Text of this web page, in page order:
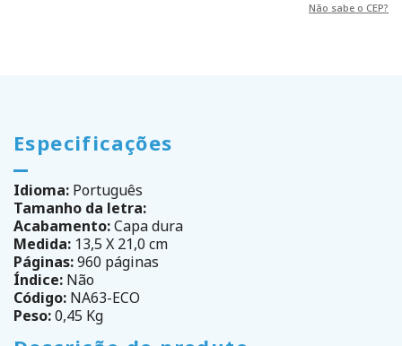
Não sabe o CEP?
Especificações
Idioma: Português
Tamanho da letra:
Acabamento:Capa dura
Medida: 13,5 X 21,0 cm
Páginas:960 páginas
Índice: Não
Código: NA63-ECO
Peso:0,45 Kg